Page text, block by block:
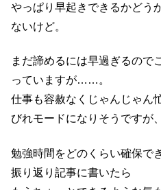
やっぱり早起きできるかどう
ないけど。
まだ諦めるには早過ぎるので
っていますが……。
仕事も容赦なくじゃんじゃん
びれモードになりそうですが
勉強時間をどのくらい確保で
振り返り記事に書いたら